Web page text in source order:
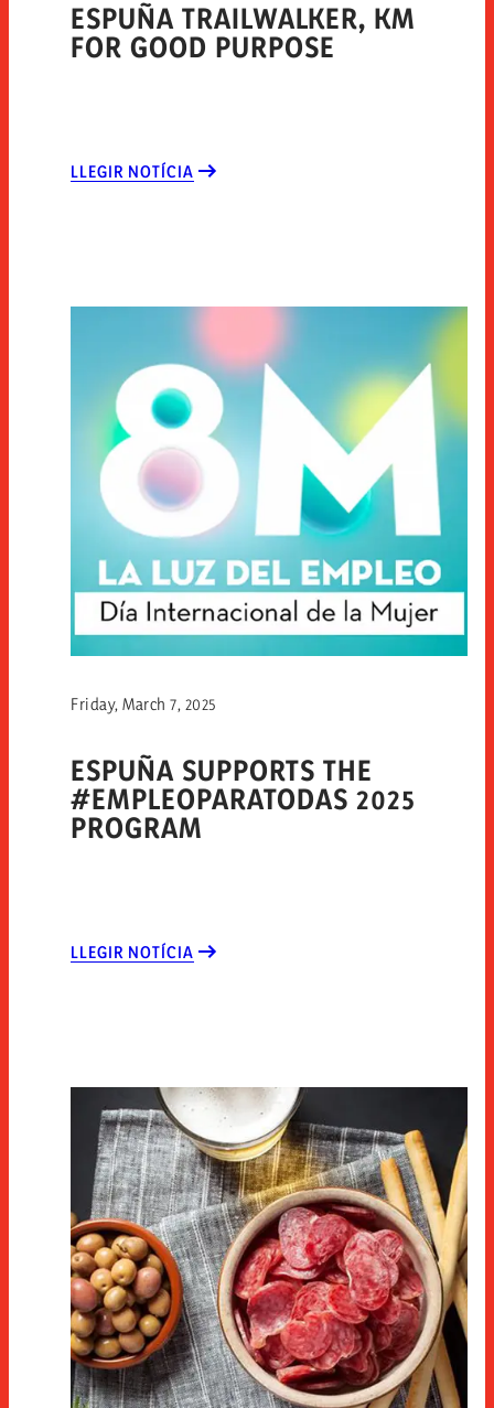
ESPUÑA TRAILWALKER, KM
FOR GOOD PURPOSE
LLEGIR NOTÍCIA
ESPUÑA SUPPORTS THE
#EMPLEOPARATODAS 2025
PROGRAM
Friday, March 7, 2025
LLEGIR NOTÍCIA